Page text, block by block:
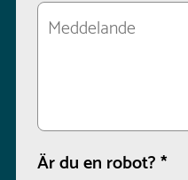
Är du en robot?*